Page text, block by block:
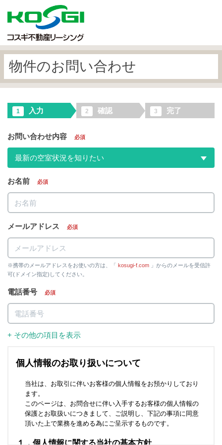
物件のお問い合わせ
1 入力 2 確認 3 完了
お問い合わせ内容 必須
最新の空室状況を知りたい
お名前 必須
メールアドレス 必須
※携帯のメールアドレスをお使いの方は、「 kosugi-f.com 」からのメールを受信許
可(ドメイン指定)してください。
電話番号 必須
+ その他の項目を表示